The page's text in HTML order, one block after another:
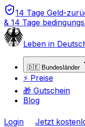
14 Tage Geld-
& 14 Tage
Leben in
🇩🇪 Bundesländer
⚡ Preise
🎁 Gutschein
Blog
Login Jetzt